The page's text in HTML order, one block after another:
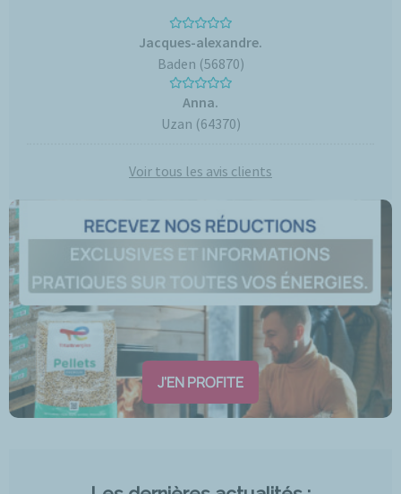
Jacques-alexandre.
Baden (56870)
Anna.
Uzan (64370)
Voir tous les avis clients
J'EN PROFITE